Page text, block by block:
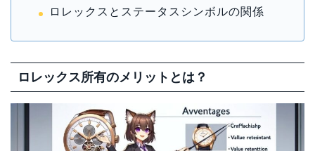
ロレックスとステータスシンボルの関係
ロレックス所有のメリットとは？